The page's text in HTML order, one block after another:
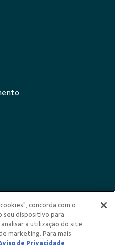
concorda com o
seu dispositivo para
a utilização do site
marketing. Para mais
de Privacidade